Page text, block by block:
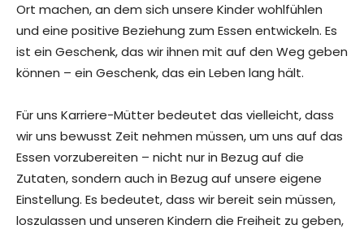
Ort machen, an dem sich unsere Kinder wohlfühlen
und eine positive Beziehung zum Essen entwickeln. Es
ist ein Geschenk, das wir ihnen mit auf den Weg geben
können – ein Geschenk, das ein Leben lang hält.
Für uns Karriere-Mütter bedeutet das vielleicht, dass
wir uns bewusst Zeit nehmen müssen, um uns auf das
Essen vorzubereiten – nicht nur in Bezug auf die
Zutaten, sondern auch in Bezug auf unsere eigene
Einstellung. Es bedeutet, dass wir bereit sein müssen,
loszulassen und unseren Kindern die Freiheit zu geben,